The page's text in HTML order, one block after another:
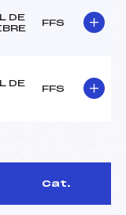
DE
FFS
DE
FFS
Cat.